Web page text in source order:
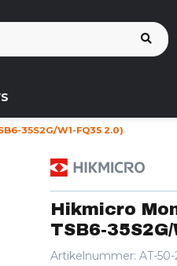
35S2G/W1-FQ35 2.0)
Hikmicro
TSB6-
Artikelnummer: AT-50-